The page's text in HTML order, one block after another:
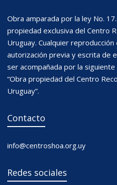
Obra amparada por la ley No.
propiedad exclusiva del Centro
Uruguay. Cualquier
autorización previa y escrita de
ser acompañada por la
“Obra propiedad del Centro
Uruguay”.
Contacto
info@centroshoa.org.uy
Redes sociales